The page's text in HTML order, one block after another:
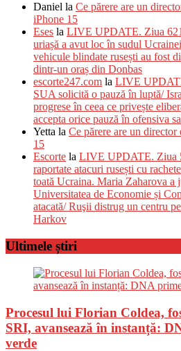
Daniel la Ce părere are un
iPhone 15
Eses la LIVE UPDATE. Ziua
uriașă a avut loc în sudul
vehicule blindate rusești au fost
dintr-un oraș din Donbas
escorte247.com la LIVE
SUA solicită o pauză în luptă/
progrese în ceea ce privește
accepta orice pauză în ofensiva sa
Yetta la Ce părere are un
15
Escorte la LIVE UPDATE. Ziua
raportate atacuri rusești cu
toată Ucraina. Maria Zaharova a
Universitatea de Economie și
atacată/ Ruşii distrug un centru
Harkov
Ultimele știri
Procesul lui Florian Coldea,
SRI, avansează în instanță:
verde